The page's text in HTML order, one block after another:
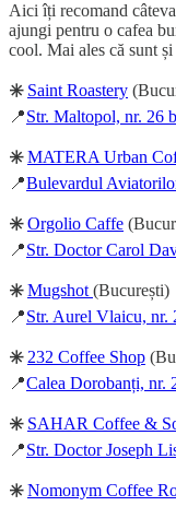
Aici îți recomand
ajungi pentru o cafea
cool. Mai ales că sunt și
✳️ Saint Roastery
📍Str. Maltopol, nr. 26
✳️MATERA Urban
📍Bulevardul
✳️Orgolio Caffe
📍Str. Doctor Carol
✳️Mugshot(București)
📍Str. Aurel Vlaicu, nr.
✳️232 Coffee Shop
📍Calea Dorobanți, nr.
✳️ SAHAR Coffee &
📍Str. Doctor Joseph
✳️Nomonym Coffee